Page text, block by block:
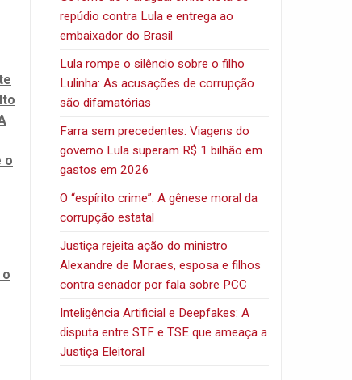
o
repúdio contra Lula e entrega ao
embaixador do Brasil
Lula rompe o silêncio sobre o filho
Lulinha: As acusações de corrupção
são difamatórias
Farra sem precedentes: Viagens do
governo Lula superam R$ 1 bilhão em
gastos em 2026
O “espírito crime”: A gênese moral da
corrupção estatal
Justiça rejeita ação do ministro
Alexandre de Moraes, esposa e filhos
contra senador por fala sobre PCC
Inteligência Artificial e Deepfakes: A
disputa entre STF e TSE que ameaça a
Justiça Eleitoral